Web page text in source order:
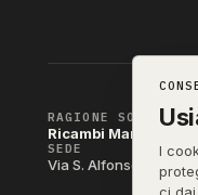
RAGIONE SOCIALE
Ricambi Manzo di
SEDE
Via S. Alfonso Maria
I